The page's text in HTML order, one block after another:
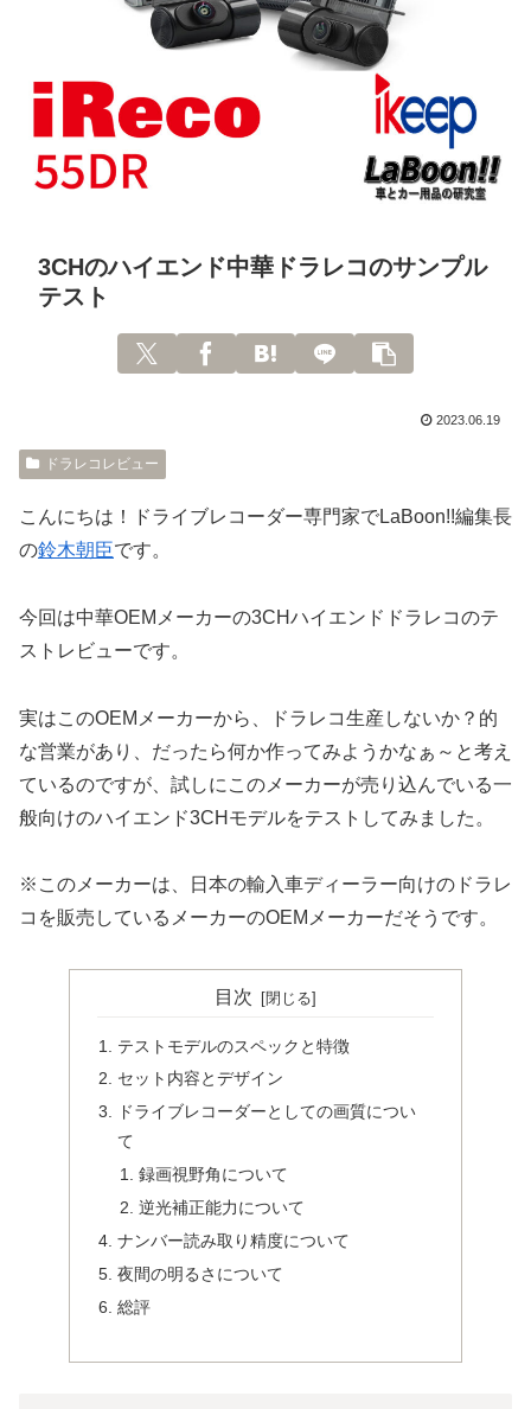
3CHのハイエンド中華ドラレコのサンプル
テスト
2023.06.19
ドラレコレビュー
こんにちは！ドライブレコーダー専門家でLaBoon!!編集長
の鈴木朝臣です。
今回は中華OEMメーカーの3CHハイエンドドラレコのテ
ストレビューです。
実はこのOEMメーカーから、ドラレコ生産しないか？的
な営業があり、だったら何か作ってみようかなぁ～と考え
ているのですが、試しにこのメーカーが売り込んでいる一
般向けのハイエンド3CHモデルをテストしてみました。
※このメーカーは、日本の輸入車ディーラー向けのドラレ
コを販売しているメーカーのOEMメーカーだそうです。
目次
テストモデルのスペックと特徴
セット内容とデザイン
ドライブレコーダーとしての画質につい
て
録画視野角について
逆光補正能力について
ナンバー読み取り精度について
夜間の明るさについて
総評